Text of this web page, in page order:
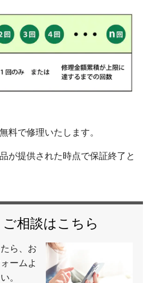
料で修理いたします。
が提供された時点で保証終了と
相談はこちら
ら、お
ームよ
。